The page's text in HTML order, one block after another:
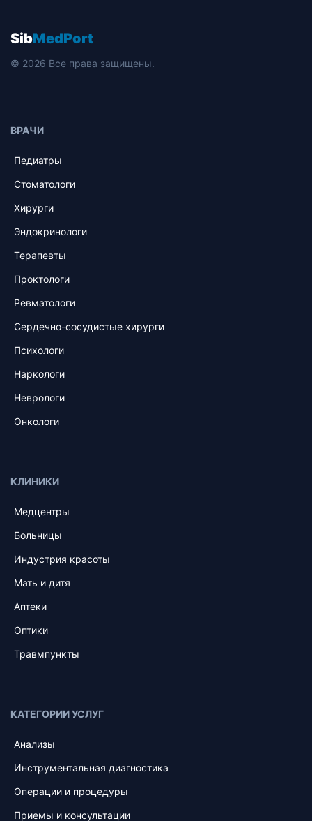
SibMedPort
© 2026 Все права защищены.
ВРАЧИ
Педиатры
Стоматологи
Хирурги
Эндокринологи
Терапевты
Проктологи
Ревматологи
Сердечно-сосудистые хирурги
Психологи
Наркологи
Неврологи
Онкологи
КЛИНИКИ
Медцентры
Больницы
Индустрия красоты
Мать и дитя
Аптеки
Оптики
Травмпункты
КАТЕГОРИИ УСЛУГ
Анализы
Инструментальная диагностика
Операции и процедуры
Приемы и консультации